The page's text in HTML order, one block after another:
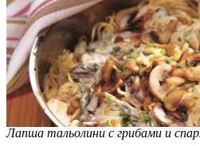
Лапша тальолини с грибами и